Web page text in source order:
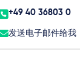
+49 40 36803 0
发送电子邮件给我